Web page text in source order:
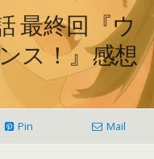
最終回『ウ
ス！』感想
Pin Mail